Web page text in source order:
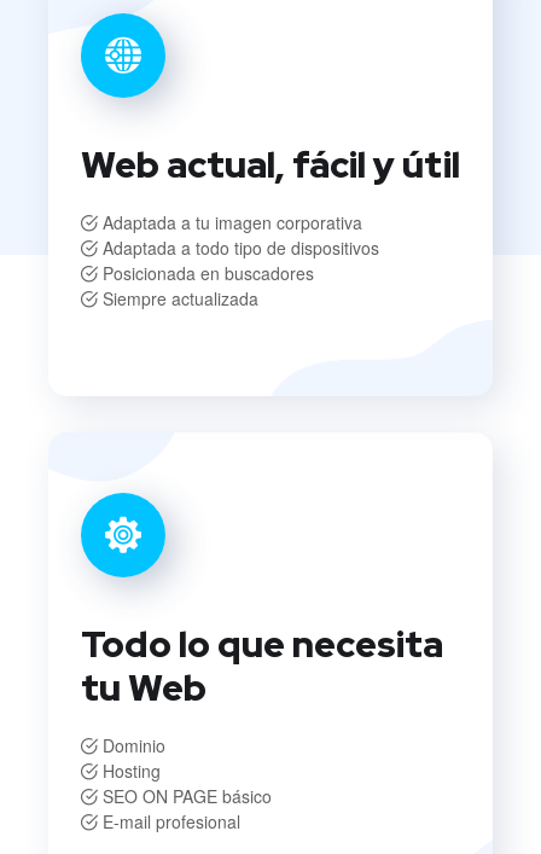
Web actual, fácil y útil
Adaptada a tu imagen corporativa
Adaptada a todo tipo de dispositivos
Posicionada en buscadores
Siempre actualizada
Todo lo que necesita
tu Web
Dominio
Hosting
SEO ON PAGE básico
E-mail profesional